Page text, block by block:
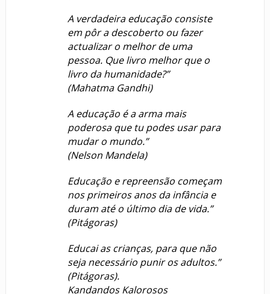
A verdadeira educação consiste
em pôr a descoberto ou fazer
actualizar o melhor de uma
pessoa. Que livro melhor que o
livro da humanidade?”
(Mahatma Gandhi)
A educação é a arma mais
poderosa que tu podes usar para
mudar o mundo.”
(Nelson Mandela)
Educação e repreensão começam
nos primeiros anos da infância e
duram até o último dia de vida.”
(Pitágoras)
Educai as crianças, para que não
seja necessário punir os adultos.”
(Pitágoras).
Kandandos Kalorosos